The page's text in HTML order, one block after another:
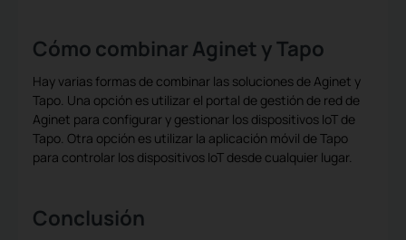
Cómo combinar Aginet y Tapo
Hay varias formas de combinar las soluciones de Aginet y
Tapo. Una opción es utilizar el portal de gestión de red de
Aginet para configurar y gestionar los dispositivos IoT de
Tapo. Otra opción es utilizar la aplicación móvil de Tapo
para controlar los dispositivos IoT desde cualquier lugar.
Conclusión